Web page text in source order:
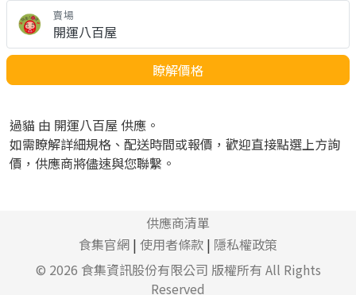
賣場
開運八百屋
瞭解價格
過貓 由 開運八百屋 供應。
如需瞭解詳細規格、配送時間或報價，歡迎直接點選上方詢
價，供應商將儘速與您聯繫。
供應商清單
食集官網 | 使用者條款 | 隱私權政策
© 2026 食集資訊股份有限公司 版權所有 All Rights
Reserved